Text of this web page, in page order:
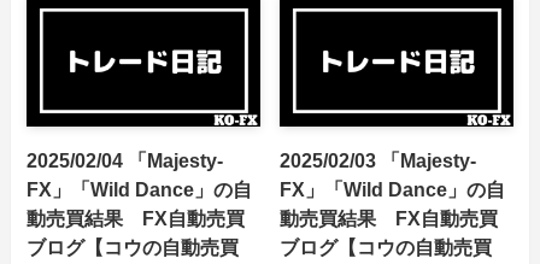
2025/02/04 「Majesty-
FX」「Wild Dance」の自
動売買結果 FX自動売買
ブログ【コウの自動売買
2025/02/03 「Majesty-
FX」「Wild Dance」の自
動売買結果 FX自動売買
ブログ【コウの自動売買